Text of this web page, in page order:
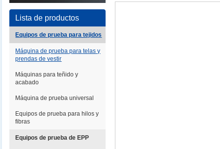
Lista de productos
Equipos de prueba para tejidos
Máquina de prueba para telas y
prendas de vestir
Máquinas para teñido y
acabado
Máquina de prueba universal
Equipos de prueba para hilos y
fibras
Equipos de prueba de EPP